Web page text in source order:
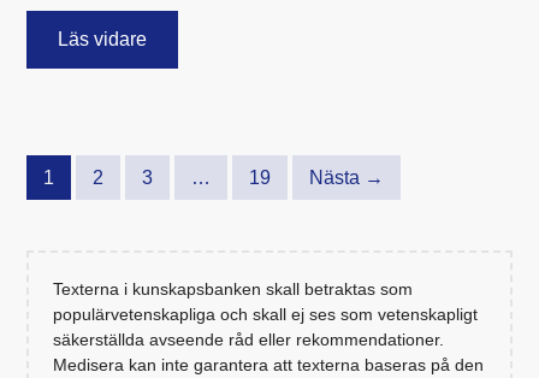
Läs vidare
1 2 3 … 19 Nästa →
Texterna i kunskapsbanken skall betraktas som
populärvetenskapliga och skall ej ses som vetenskapligt
säkerställda avseende råd eller rekommendationer.
Medisera kan inte garantera att texterna baseras på den